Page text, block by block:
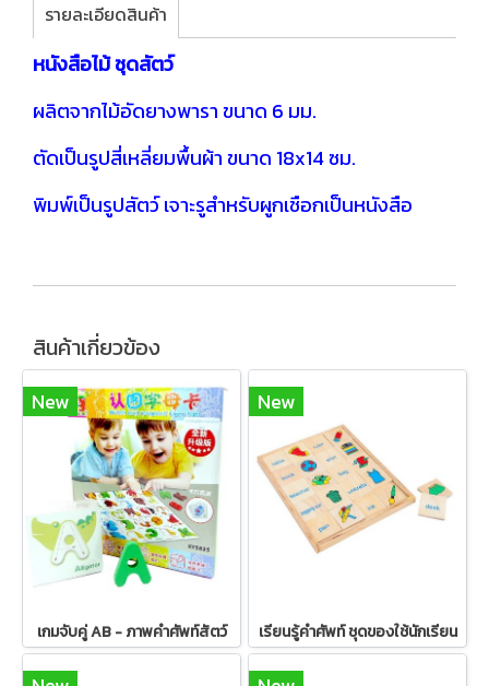
รายละเอียดสินค้า
หนังสือไม้ ชุดสัตว์
ผลิตจากไม้อัดยางพารา ขนาด 6 มม.
ตัดเป็นรูปสี่เหลี่ยมพื้นผ้า ขนาด 18x14 ซม.
พิมพ์เป็นรูปสัตว์ เจาะรูสำหรับผูกเชือกเป็นหนังสือ
สินค้าเกี่ยวข้อง
New
เกมจับคู่ AB - ภาพคำศัพท์สัตว์
New
เรียนรู้คำศัพท์ ชุดของใช้นักเรียน